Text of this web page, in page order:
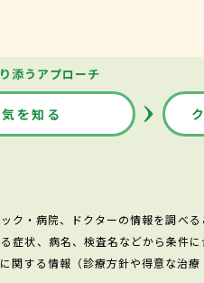
添うアプローチ
を知る
・病院、ドクターの情報を調べる
状、病名、検査名などから条件
関する情報（診療方針や得意な治療